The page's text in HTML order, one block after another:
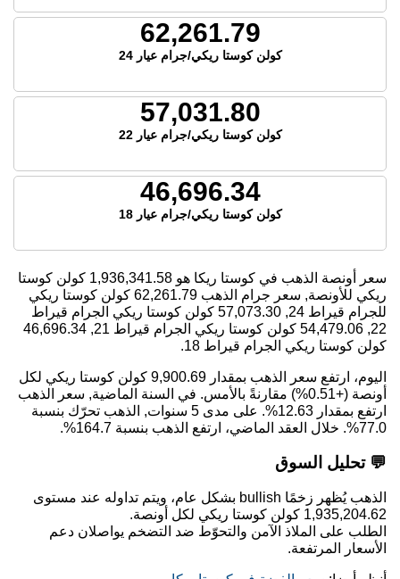
62,261.79
كولن كوستا ريكي/جرام عيار 24
57,031.80
كولن كوستا ريكي/جرام عيار 22
46,696.34
كولن كوستا ريكي/جرام عيار 18
سعر أونصة الذهب في كوستا ريكا هو 1,936,341.58 كولن كوستا
ريكي للأونصة, سعر جرام الذهب 62,261.79 كولن كوستا ريكي
للجرام قيراط 24,
57,073.30 كولن كوستا ريكي الجرام قيراط
22,
54,479.06 كولن كوستا ريكي الجرام قيراط 21,
46,696.34
كولن كوستا ريكي الجرام قيراط 18.
اليوم، ارتفع سعر الذهب بمقدار 9,900.69 كولن كوستا ريكي لكل
أونصة (+0.51%) مقارنةً بالأمس. في السنة الماضية, سعر الذهب
ارتفع بمقدار 12.63%. على مدى 5 سنوات, الذهب تحرّك بنسبة
77.0%. خلال العقد الماضي، ارتفع الذهب بنسبة 164.7%.
💬 تحليل السوق
الذهب يُظهر زخمًا bullish بشكل عام، ويتم تداوله عند مستوى
1,935,204.62 كولن كوستا ريكي لكل أونصة.
الطلب على الملاذ الآمن والتحوّط ضد التضخم يواصلان دعم
الأسعار المرتفعة.